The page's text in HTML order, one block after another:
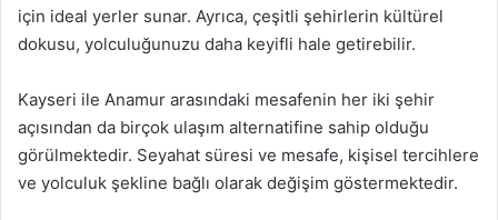
için ideal yerler sunar. Ayrıca, çeşitli şehirlerin kültürel
dokusu, yolculuğunuzu daha keyifli hale getirebilir.
Kayseri ile Anamur arasındaki mesafenin her iki şehir
açısından da birçok ulaşım alternatifine sahip olduğu
görülmektedir. Seyahat süresi ve mesafe, kişisel tercihlere
ve yolculuk şekline bağlı olarak değişim göstermektedir.